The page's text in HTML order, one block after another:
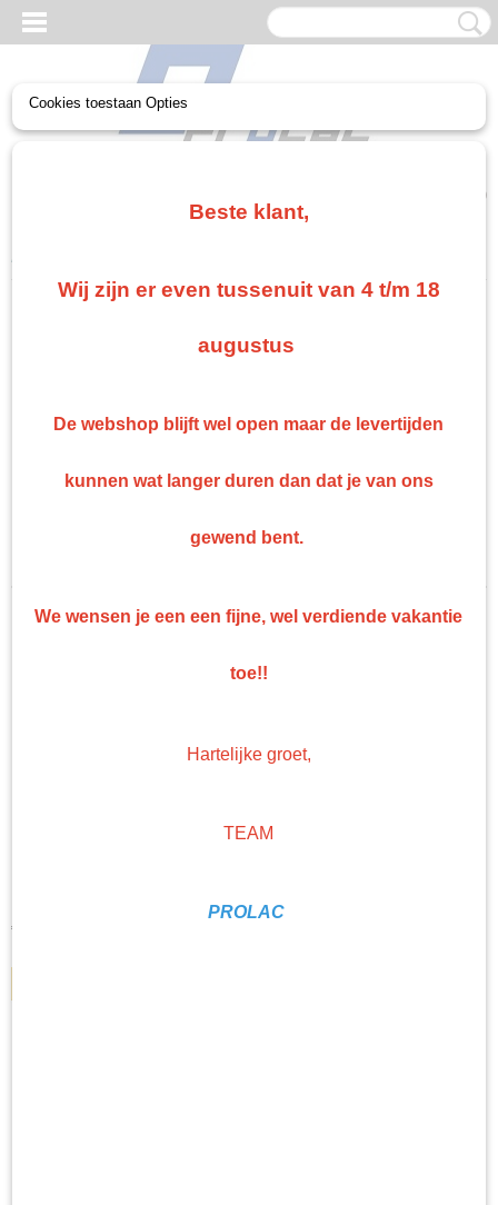
(0)
Home
Verharders 2K Roberlo
Ontvetters
Hittebestendige Lak
€ 28,06
Cookies toestaan Opties
Beste klant,
Wij zijn er even tussenuit van 4 t/m 18
augustus
De webshop blijft wel open maar de levertijden
kunnen wat langer duren dan dat je van ons
gewend bent.
We wensen je een een fijne, wel verdiende vakantie
toe!!
Hartelijke groet,
TEAM
PROLAC